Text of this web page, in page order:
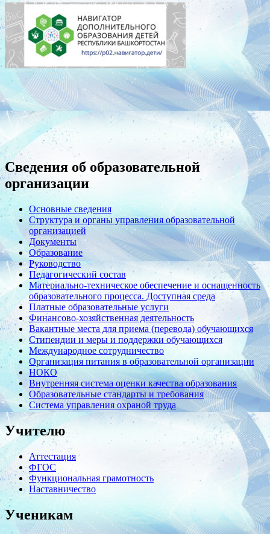
Сведения об образовательной
организации
Основные сведения
Структура и органы управления образовательной
организацией
Документы
Образование
Руководство
Педагогический состав
Материально-техническое обеспечение и оснащенность
образовательного процесса. Доступная среда
Платные образовательные услуги
Финансово-хозяйственная деятельность
Вакантные места для приема (перевода) обучающихся
Стипендии и меры и поддержки обучающихся
Международное сотрудничество
Организация питания в образовательной организации
НОКО
Внутренняя система оценки качества образования
Образовательные стандарты и требования
Система управления охраной труда
Учителю
Аттестация
ФГОС
Функциональная грамотность
Наставничество
Ученикам